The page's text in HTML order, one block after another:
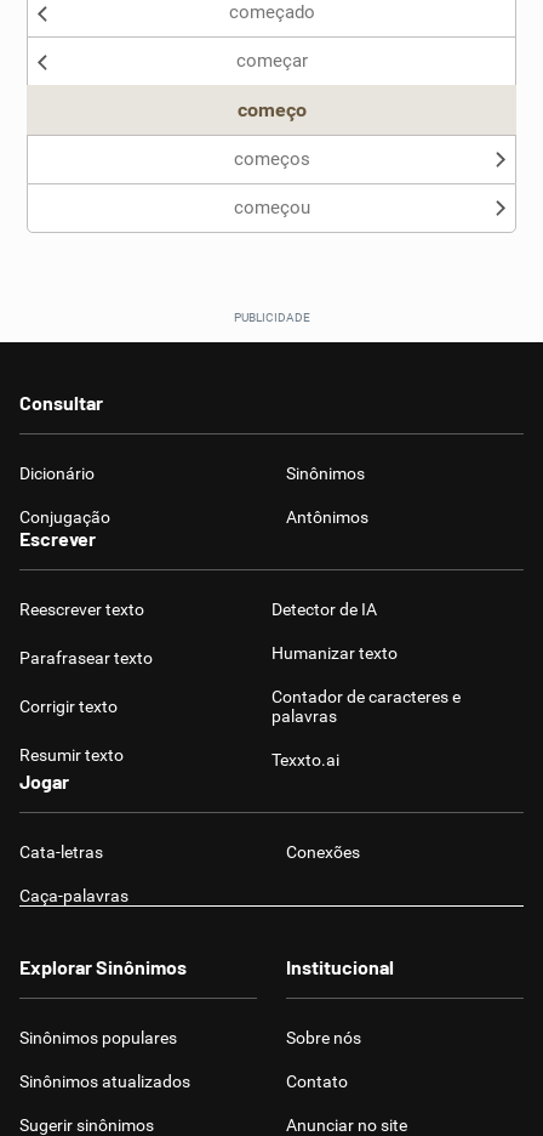
Nenhum dos sinônimos apresentados me ajudou
começado
começar
começo
começos
começou
Consultar
Dicionário Sinônimos
Conjugação Antônimos
Escrever
Reescrever texto
Parafrasear texto
Corrigir texto
Resumir texto
Detector de IA
Humanizar texto
Contador de caracteres e
palavras
Texxto.ai
Jogar
Cata-letras Conexões
Caça-palavras
Explorar Sinônimos
Sinônimos populares
Sinônimos atualizados
Sugerir sinônimos
Institucional
Sobre nós
Contato
Anunciar no site